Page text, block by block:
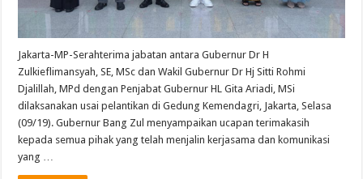
Jakarta-MP-Serahterima jabatan antara Gubernur Dr H
Zulkieflimansyah, SE, MSc dan Wakil Gubernur Dr Hj Sitti Rohmi
Djalillah, MPd dengan Penjabat Gubernur HL Gita Ariadi, MSi
dilaksanakan usai pelantikan di Gedung Kemendagri, Jakarta, Selasa
(09/19). Gubernur Bang Zul menyampaikan ucapan terimakasih
kepada semua pihak yang telah menjalin kerjasama dan komunikasi
yang …